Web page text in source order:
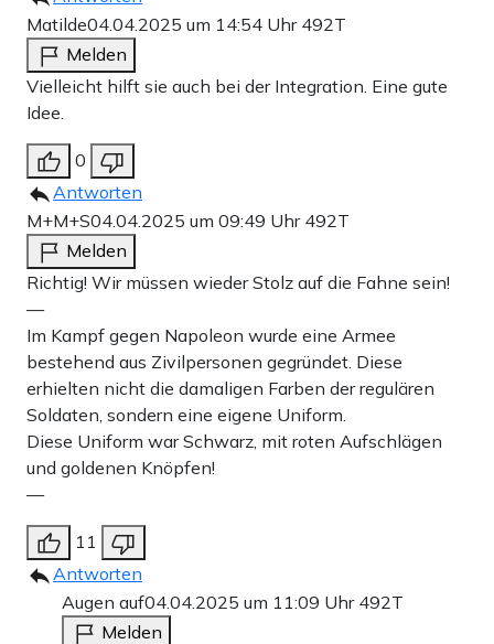
Matilde04.04.2025 um 14:54 Uhr 492T
Melden
Vielleicht hilft sie auch bei der Integration. Eine gute
Idee.
0
Antworten
M+M+S04.04.2025 um 09:49 Uhr 492T
Melden
Richtig! Wir müssen wieder Stolz auf die Fahne sein!
—
Im Kampf gegen Napoleon wurde eine Armee
bestehend aus Zivilpersonen gegründet. Diese
erhielten nicht die damaligen Farben der regulären
Soldaten, sondern eine eigene Uniform.
Diese Uniform war Schwarz, mit roten Aufschlägen
und goldenen Knöpfen!
—
11
Antworten
Augen auf04.04.2025 um 11:09 Uhr 492T
Melden